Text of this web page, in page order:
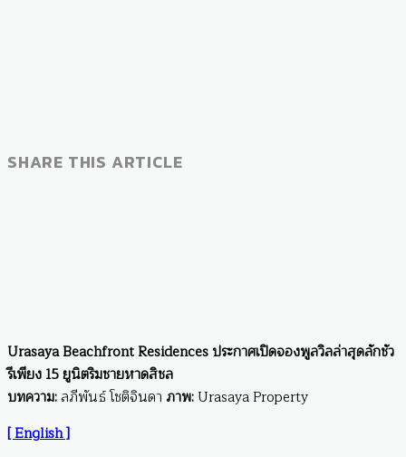
SHARE THIS ARTICLE
Urasaya Beachfront Residences ประกาศเปิดจองพูลวิลล่าสุดลักชัว
รีเพียง 15 ยูนิตริมชายหาดสิชล
บทความ:ลภีพันธ์ โชติจินดา ภาพ: Urasaya Property
[ English ]